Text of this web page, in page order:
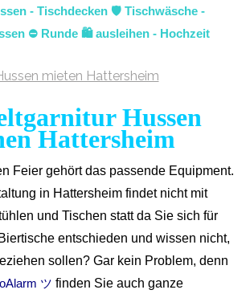
- Tischdecken 🛡️ Tischwäsche -
⛔ Runde 🛍️ ausleihen - Hochzeit
Hussen
Hattersheim
Feier gehört das passende Equipment.
in Hattersheim findet nicht mit
und Tischen statt da Sie sich für
entschieden und wissen nicht,
sollen? Gar kein Problem, denn
ツ finden Sie auch ganze